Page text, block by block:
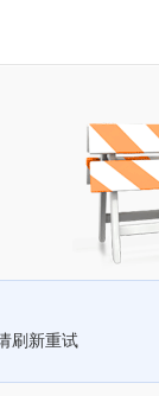
刷新重试